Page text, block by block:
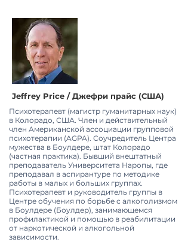
Jeffrey Price / Джефри прайс (США)
Психотерапевт (магистр гуманитарных наук)
в Колорадо, США. Член и действительный
член Американской ассоциации групповой
психотерапии (AGPA). Соучредитель Центра
мужества в Боулдере, штат Колорадо
(частная практика). Бывший внештатный
преподаватель Университета Наропы, где
преподавал в аспирантуре по методике
работы в малых и больших группах.
Психотерапевт и руководитель группы в
Центре обучения по борьбе с алкоголизмом
в Боулдере (Боулдер), занимающемся
профилактикой и помощью в реабилитации
от наркотической и алкогольной
зависимости.